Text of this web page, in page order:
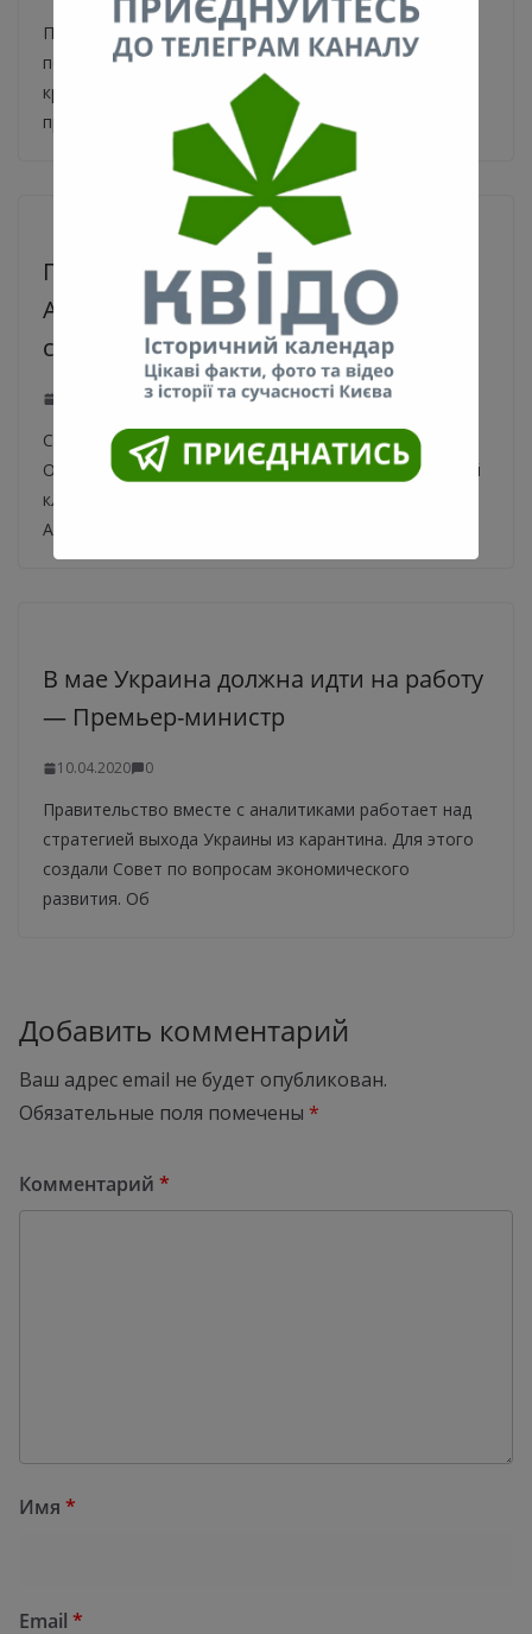
При покупке Киевского торта защитная маска в
подарок. Один из киевских производителей сладкого
креативно подошел к реализации своей продукции,
прикрепив
Псевдоминирования
Александровской больницы, с чем
сталкиваются Киевские медики
0
Столичные врачи рассказали о псевдоминировании.
Об этом рассказала главный врач в Александровской
клинической больницы города Киева, Людмила
Антоненко на своей
В мае Украина должна идти на работу
— Премьер-министр
10.04.2020 0
Правительство вместе с аналитиками работает над
стратегией выхода Украины из карантина. Для этого
создали Совет по вопросам экономического
развития. Об
Добавить комментарий
Ваш адрес email не будет опубликован.
Обязательные поля помечены *
Комментарий *
Имя *
Email *